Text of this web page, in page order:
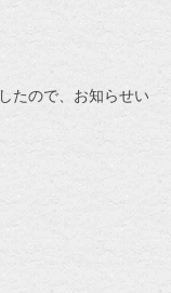
たので、お知らせい